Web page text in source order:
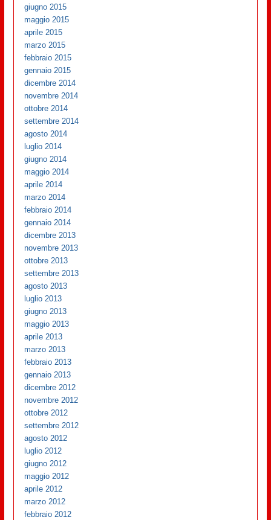
giugno 2015
maggio 2015
aprile 2015
marzo 2015
febbraio 2015
gennaio 2015
dicembre 2014
novembre 2014
ottobre 2014
settembre 2014
agosto 2014
luglio 2014
giugno 2014
maggio 2014
aprile 2014
marzo 2014
febbraio 2014
gennaio 2014
dicembre 2013
novembre 2013
ottobre 2013
settembre 2013
agosto 2013
luglio 2013
giugno 2013
maggio 2013
aprile 2013
marzo 2013
febbraio 2013
gennaio 2013
dicembre 2012
novembre 2012
ottobre 2012
settembre 2012
agosto 2012
luglio 2012
giugno 2012
maggio 2012
aprile 2012
marzo 2012
febbraio 2012